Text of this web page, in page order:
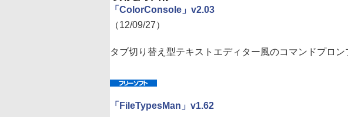
「ColorConsole」v2.03
（12/09/27）
タブ切り替え型テキストエディター風のコマンドプロン
「FileTypesMan」v1.62